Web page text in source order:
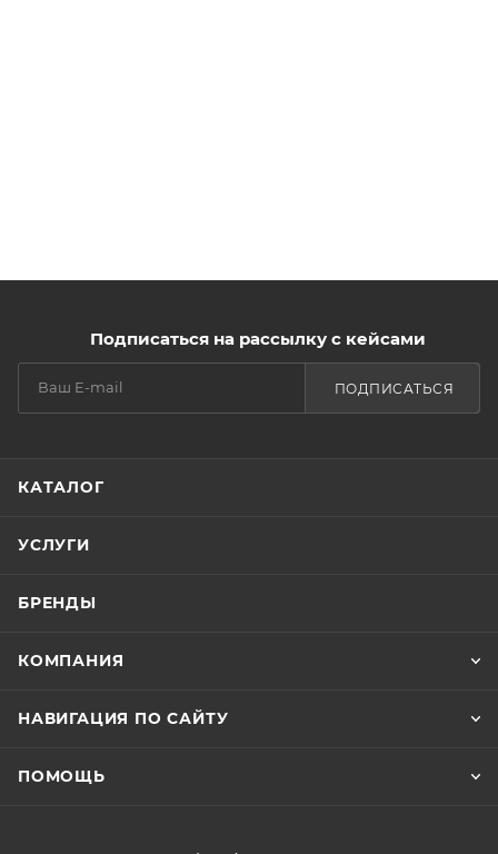
Подписаться на рассылку с кейсами
ПОДПИСАТЬСЯ
КАТАЛОГ
УСЛУГИ
БРЕНДЫ
КОМПАНИЯ
НАВИГАЦИЯ ПО САЙТУ
ПОМОЩЬ